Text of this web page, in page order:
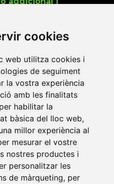
cookies
web utilitza cookies i
de seguiment
la vostra experiència
amb les finalitats
per habilitar la
bàsica del lloc web,
millor experiència al
mesurar el vostre
nostres productes i
personalitzar les
de màrqueting, per
de dades
consentiu que
per a enviar-vos
i activitats que